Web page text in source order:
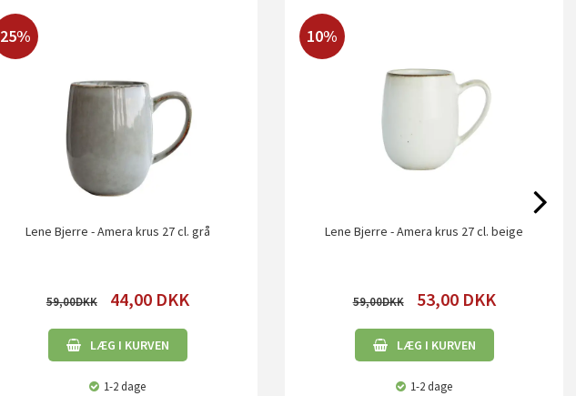
25%
Lene Bjerre - Amera krus 27 cl. grå
59,00 44,00 DKK
LÆG I KURVEN
1-2 dage
10%
Lene Bjerre - Amera krus 27 cl. beige
59,00 53,00 DKK
LÆG I KURVEN
1-2 dage